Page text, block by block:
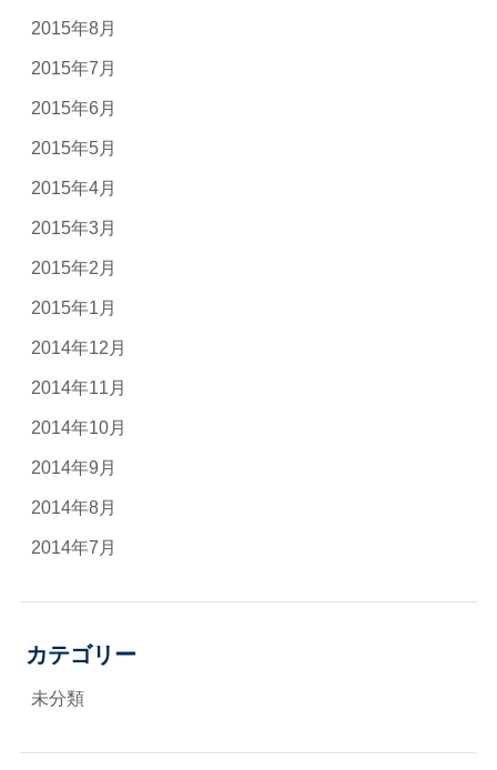
2015年8月
2015年7月
2015年6月
2015年5月
2015年4月
2015年3月
2015年2月
2015年1月
2014年12月
2014年11月
2014年10月
2014年9月
2014年8月
2014年7月
カテゴリー
未分類